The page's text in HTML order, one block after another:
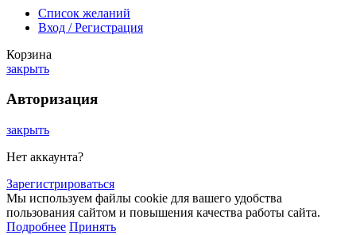
Список желаний
Вход / Регистрация
Корзина
закрыть
Авторизация
закрыть
Нет аккаунта?
Зарегистрироваться
Мы используем файлы cookie для вашего удобства
пользования сайтом и повышения качества работы сайта.
Подробнее Принять